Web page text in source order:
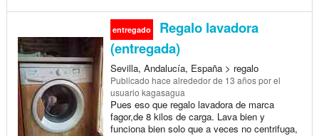
entregado
Regalo lavadora
(entregada)
Sevilla, Andalucía, España > regalo
Publicado hace alrededor de 13 añospor el
usuario kagasagua
Pues eso que regalo lavadora de marca
fagor,de 8 kilos de carga. Lava bien y
funciona bien solo que a veces no centrifuga,